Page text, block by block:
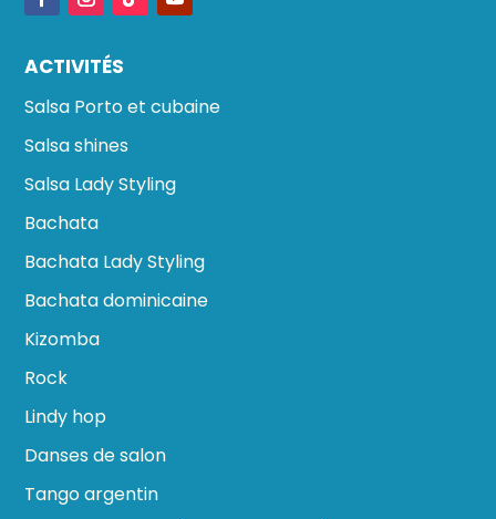
ACTIVITÉS
Salsa Porto et cubaine
Salsa shines
Salsa Lady Styling
Bachata
Bachata Lady Styling
Bachata dominicaine
Kizomba
Rock
Lindy hop
Danses de salon
Tango argentin